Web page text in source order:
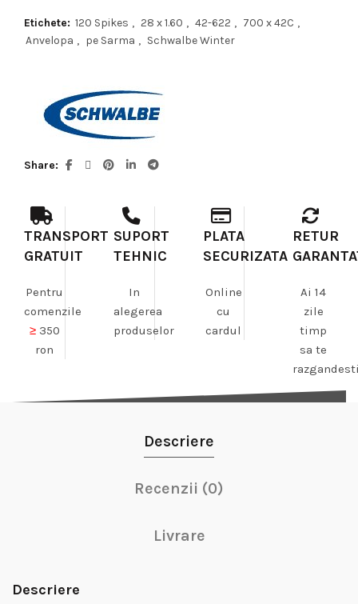
Etichete: 120 Spikes , 28 x 1.60 , 42-622 , 700 x 42C ,
Anvelopa , pe Sarma , Schwalbe Winter
Share
TRANSPORT
GRATUIT
Pentru
comenzile
≥350
ron
SUPORT
TEHNIC
In
alegerea
produselor
PLATA
SECURIZATA
Online
cu
cardul
RETUR
Ai 14
zile
timp
sa te
Descriere
Recenzii (0)
Livrare
Descriere